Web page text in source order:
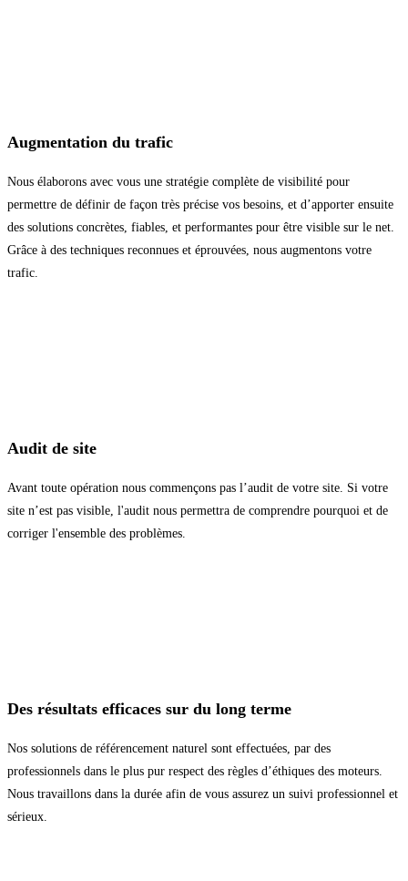
Augmentation du trafic
Nous élaborons avec vous une stratégie complète de visibilité pour
permettre de définir de façon très précise vos besoins, et d’apporter ensuite
des solutions concrètes, fiables, et performantes pour être visible sur le net.
Grâce à des techniques reconnues et éprouvées, nous augmentons votre
trafic.
Audit de site
Avant toute opération nous commençons pas l’audit de votre site. Si votre
site n’est pas visible, l'audit nous permettra de comprendre pourquoi et de
corriger l'ensemble des problèmes.
Des résultats efficaces sur du long terme
Nos solutions de référencement naturel sont effectuées, par des
professionnels dans le plus pur respect des règles d’éthiques des moteurs.
Nous travaillons dans la durée afin de vous assurez un suivi professionnel et
sérieux.